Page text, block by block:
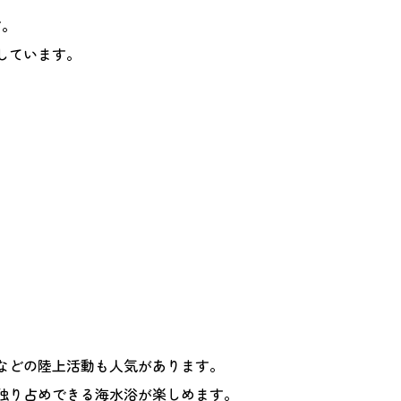
います。
の陸上活動も人気があります。
占めできる海水浴が楽しめます。